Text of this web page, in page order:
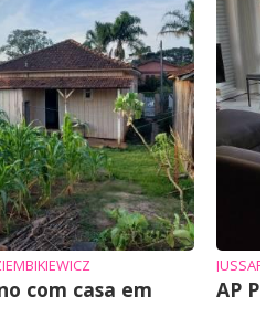
com casa em
JUSSARA
AP